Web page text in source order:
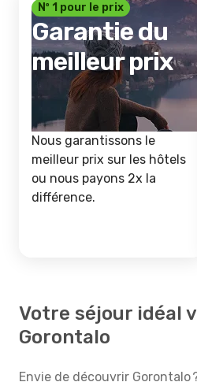
Nº 1 pour le prix
Garantie du
meilleur prix
Nous garantissons le
meilleur prix sur les hôtels
ou nous payons 2x la
différence.
Votre séjour idéal
Gorontalo
Envie de découvrir Gorontalo